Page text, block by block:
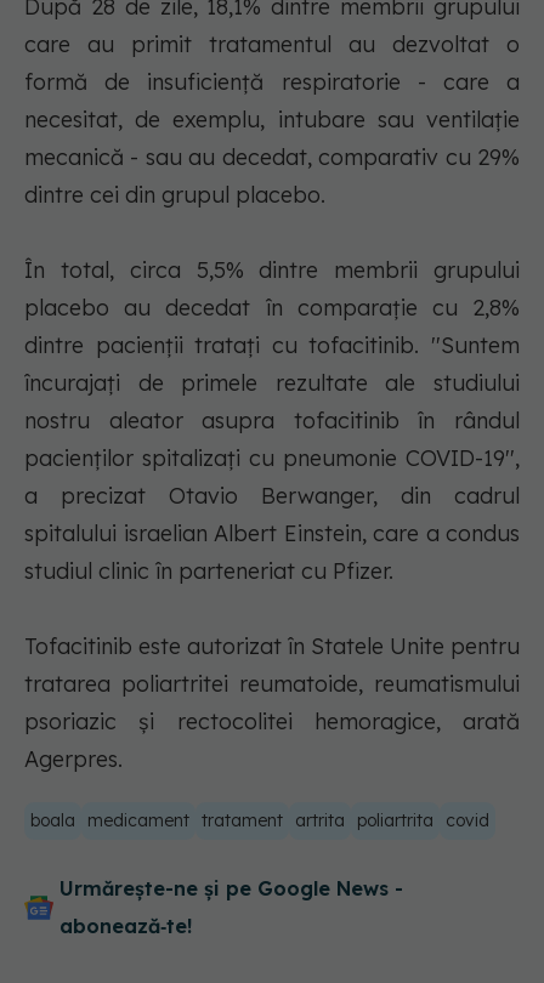
După 28 de zile, 18,1% dintre membrii grupului
care au primit tratamentul au dezvoltat o
formă de insuficienţă respiratorie - care a
necesitat, de exemplu, intubare sau ventilaţie
mecanică - sau au decedat, comparativ cu 29%
dintre cei din grupul placebo.
În total, circa 5,5% dintre membrii grupului
placebo au decedat în comparaţie cu 2,8%
dintre pacienţii trataţi cu tofacitinib. ''Suntem
încurajaţi de primele rezultate ale studiului
nostru aleator asupra tofacitinib în rândul
pacienţilor spitalizaţi cu pneumonie COVID-19'',
a precizat Otavio Berwanger, din cadrul
spitalului israelian Albert Einstein, care a condus
studiul clinic în parteneriat cu Pfizer.
Tofacitinib este autorizat în Statele Unite pentru
tratarea poliartritei reumatoide, reumatismului
psoriazic şi rectocolitei hemoragice, arată
Agerpres.
boala medicament tratament artrita poliartrita covid
Urmărește-ne și pe Google News -
abonează‑te!